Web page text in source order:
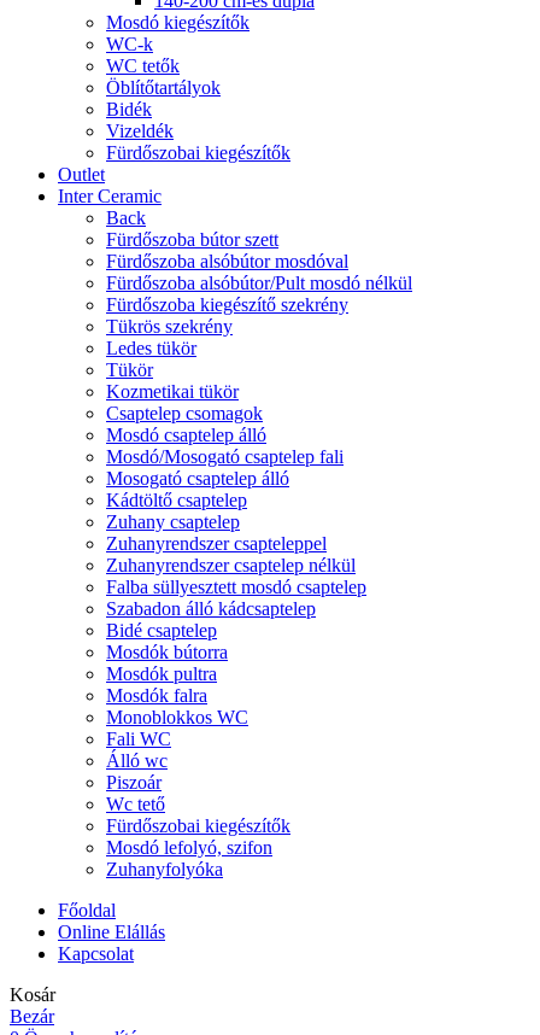
Mosdó kiegészítők
WC-k
WC tetők
Öblítőtartályok
Bidék
Vizeldék
Fürdőszobai kiegészítők
Outlet
Inter Ceramic
Back
Fürdőszoba bútor szett
Fürdőszoba alsóbútor mosdóval
Fürdőszoba alsóbútor/Pult mosdó nélkül
Fürdőszoba kiegészítő szekrény
Tükrös szekrény
Ledes tükör
Tükör
Kozmetikai tükör
Csaptelep csomagok
Mosdó csaptelep álló
Mosdó/Mosogató csaptelep fali
Mosogató csaptelep álló
Kádtöltő csaptelep
Zuhany csaptelep
Zuhanyrendszer csapteleppel
Zuhanyrendszer csaptelep nélkül
Falba süllyesztett mosdó csaptelep
Szabadon álló kádcsaptelep
Bidé csaptelep
Mosdók bútorra
Mosdók pultra
Mosdók falra
Monoblokkos WC
Fali WC
Álló wc
Piszoár
Wc tető
Fürdőszobai kiegészítők
Mosdó lefolyó, szifon
Zuhanyfolyóka
Főoldal
Online Elállás
Kapcsolat
Kosár
Bezár